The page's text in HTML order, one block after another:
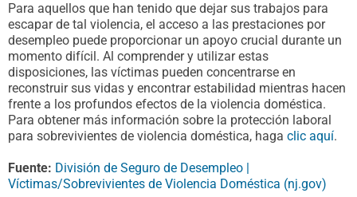
Para aquellos que han tenido que dejar sus trabajos para
escapar de tal violencia, el acceso a las prestaciones por
desempleo puede proporcionar un apoyo crucial durante un
momento difícil. Al comprender y utilizar estas
disposiciones, las víctimas pueden concentrarse en
reconstruir sus vidas y encontrar estabilidad mientras hacen
frente a los profundos efectos de la violencia doméstica.
Para obtener más información sobre la protección laboral
para sobrevivientes de violencia doméstica, haga clic aquí.
Fuente: División de Seguro de Desempleo |
Víctimas/Sobrevivientes de Violencia Doméstica (nj.gov)